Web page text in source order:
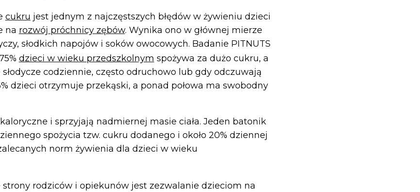
cukru jest jednym z najczęstszych błędów w żywieniu dzieci
na rozwój próchnicy zębów. Wynika ono w głównej mierze
słodkich napojów i soków owocowych. Badanie PITNUTS
dzieci w wieku przedszkolnym spożywa za dużo cukru, a
codziennie, często odruchowo lub gdy odczuwają
dzieci otrzymuje przekąski, a ponad połowa ma swobodny
i sprzyjają nadmiernej masie ciała. Jeden batonik
spożycia tzw. cukru dodanego i około 20% dziennej
norm żywienia dla dzieci w wieku
strony rodziców i opiekunów jest zezwalanie dzieciom na